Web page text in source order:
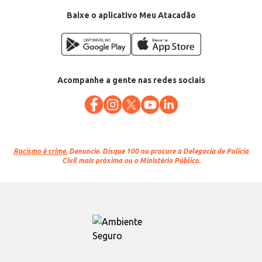
Baixe o aplicativo Meu Atacadão
Acompanhe a gente nas redes sociais
Racismo é crime. Denuncie. Disque 100 ou procure a Delegacia de Polícia
Civil mais próxima ou o Ministério Público.